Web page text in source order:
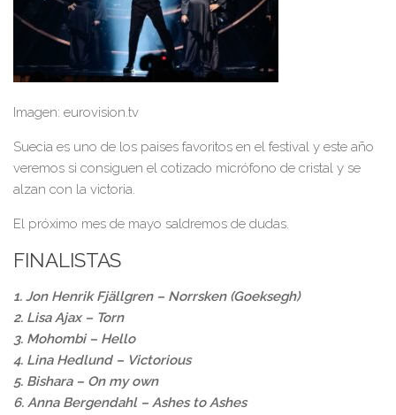
Imagen: eurovision.tv
Suecia es uno de los paises favoritos en el festival y este año
veremos si consiguen el cotizado micrófono de cristal y se
alzan con la victoria.
El próximo mes de mayo saldremos de dudas.
FINALISTAS
1. Jon Henrik Fjällgren – Norrsken (Goeksegh)
2. Lisa Ajax – Torn
3. Mohombi – Hello
4. Lina Hedlund – Victorious
5. Bishara – On my own
6. Anna Bergendahl – Ashes to Ashes